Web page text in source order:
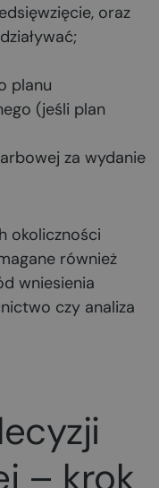
oraz
planu
(jeśli plan
za wydanie
okoliczności
również
wniesienia
czy analiza
– krok